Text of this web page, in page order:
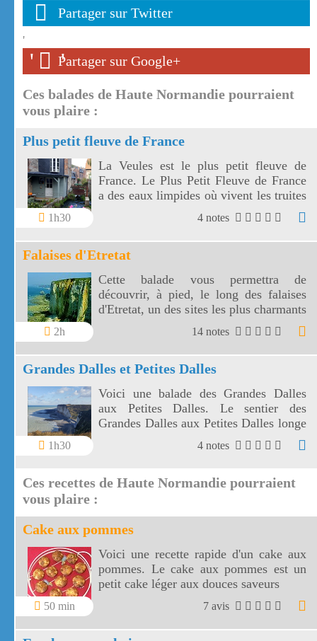
Partager sur Twitter
'
' '
Partager sur Google+
Ces balades de Haute Normandie pourraient
vous plaire :
Plus petit fleuve de France
1h30
La Veules est le plus petit fleuve de
France. Le Plus Petit Fleuve de France
a des eaux limpides où vivent les truites
et où pousse le cresson.
4 notes
Falaises d'Etretat
2h
Cette balade vous permettra de
découvrir, à pied, le long des falaises
d'Etretat, un des sites les plus charmants
de France. Suivez bien les chemins pour
respecter ce lieu car les falaises d'Etretat
sont très fréquentées.
14 notes
Grandes Dalles et Petites Dalles
1h30
Voici une balade des Grandes Dalles
aux Petites Dalles. Le sentier des
Grandes Dalles aux Petites Dalles longe
4 notes
Ces recettes de Haute Normandie pourraient
vous plaire :
Cake aux pommes
50 min
Voici une recette rapide d'un cake aux
pommes. Le cake aux pommes est un
petit cake léger aux douces saveurs
7 avis